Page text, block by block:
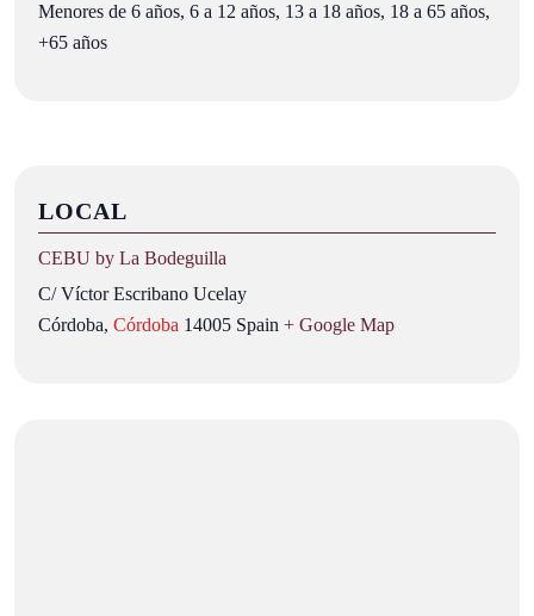
Menores de 6 años, 6 a 12 años, 13 a 18 años, 18 a 65 años,
+65 años
LOCAL
CEBU by La Bodeguilla
C/ Víctor Escribano Ucelay
Córdoba, Córdoba 14005 Spain + Google Map